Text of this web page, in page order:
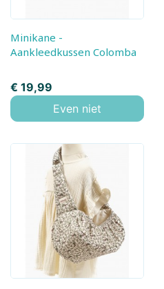
Minikane -
Aankleedkussen Colomba
Prijs
€ 19,99
Even niet